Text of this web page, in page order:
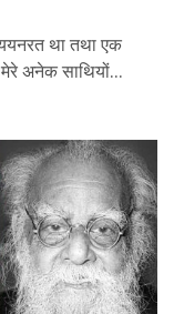
था तथा एक
अनेक साथियों...